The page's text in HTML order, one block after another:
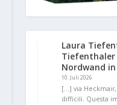
Laura
Tiefenthaler
Nordwand
10. Juli 2026
[…] via
difficili. Questa